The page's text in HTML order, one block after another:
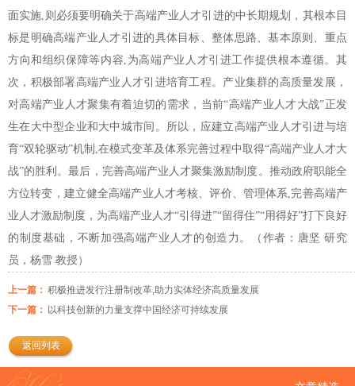
面实施,则必须要明确关于高端产业人才引进的中长期规划，其根本目
标是明确高端产业人才引进的具体目标、整体思路、基本原则、重点
方向和组织保障等内容,为高端产业人才引进工作提供根本遵循。其
次，积极部署高端产业人才引进培育工程。产业集群的高质量发展，
对高端产业人才聚集有着迫切的需求，当前“高端产业人才大战”正发
生在大中型企业和大中城市间。所以，应建立高端产业人才引进与培
育“双轮驱动”机制,在模式变革及体系完善过程中取得“高端产业人才大
战”的胜利。最后，完善高端产业人才聚集激励制度。推动政府职能全
方位转变，建立健全高端产业人才考核、评价、管理体系,完善高端产
业人才激励制度，为高端产业人才“引得进”“留得住”“用得好”打下良好
的制度基础，不断加强高端产业人才的创造力。（作者：唐坚 研究
员，杨雪 教授）
上一篇： 积极推进发行注册制改革,助力实体经济高质量发展
下一篇： 以科技创新的力量支撑中国经济可持续发展
返回列表